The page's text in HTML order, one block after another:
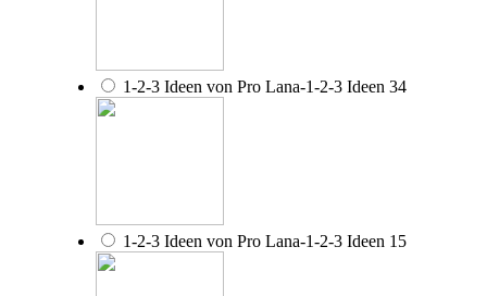
1-2-3 Ideen von Pro Lana-1-2-3 Ideen 34
1-2-3 Ideen von Pro Lana-1-2-3 Ideen 15